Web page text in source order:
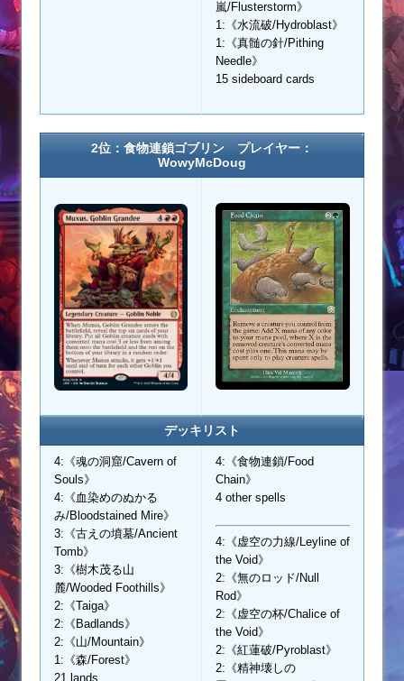
嵐/Flusterstorm》
1:《水流破/Hydroblast》
1:《真髄の針/Pithing
Needle》
15 sideboard cards
2位：食物連鎖ゴブリン プレイヤー：
WowyMcDoug
デッキリスト
4:《魂の洞窟/Cavern of
Souls》
4:《血染めのぬかる
み/Bloodstained Mire》
3:《古えの墳墓/Ancient
Tomb》
3:《樹木茂る山
麓/Wooded Foothills》
2:《Taiga》
2:《Badlands》
2:《山/Mountain》
1:《森/Forest》
21 lands
4:《食物連鎖/Food
Chain》
4 other spells
4:《虚空の力線/Leyline of
the Void》
2:《無のロッド/Null
Rod》
2:《虚空の杯/Chalice of
the Void》
2:《紅蓮破/Pyroblast》
2:《精神壊しの